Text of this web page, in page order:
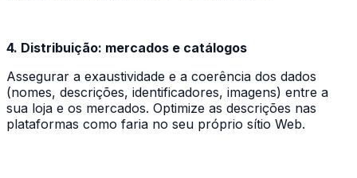
4. Distribuição: mercados e catálogos
Assegurar a exaustividade e a coerência dos dados
(nomes, descrições, identificadores, imagens) entre a
sua loja e os mercados. Optimize as descrições nas
plataformas como faria no seu próprio sítio Web.